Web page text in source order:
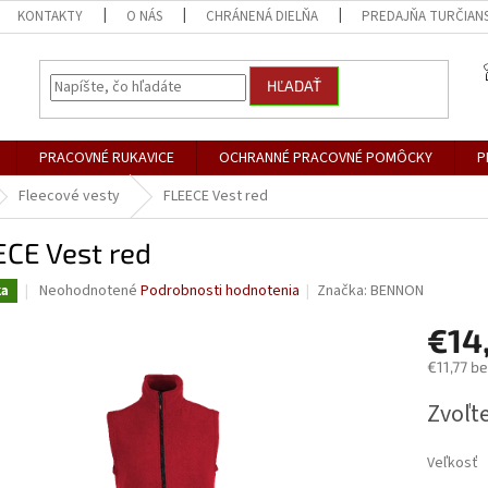
KONTAKTY O NÁS CHRÁNENÁ DIELŇA PREDAJŇA
HĽADAŤ
PRACOVNÉ RUKAVICE OCHRANNÉ PRACOVNÉ POMÔCKY
Fleecové vesty
FLEECE Vest red
Vest red
Priemerné
hviezdičiek.
Neohodnotené Podrobnosti hodnotenia Značka:BENNON
€11,77
cena:
Veľkosť